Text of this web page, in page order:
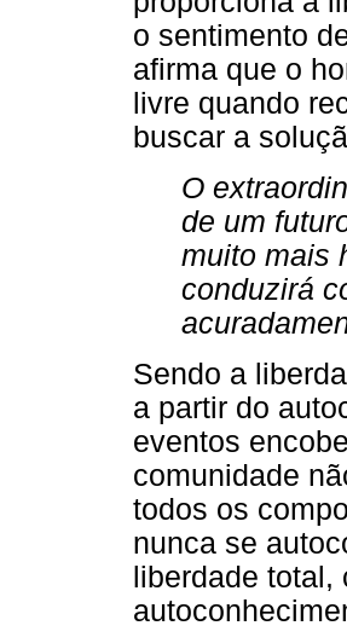
o sentimento
afirma que o
livre quando
buscar a
O
de um
muito mais
conduzirá
Sendo a
a partir do
eventos
comunidade
todos os
nunca se
liberdade total,